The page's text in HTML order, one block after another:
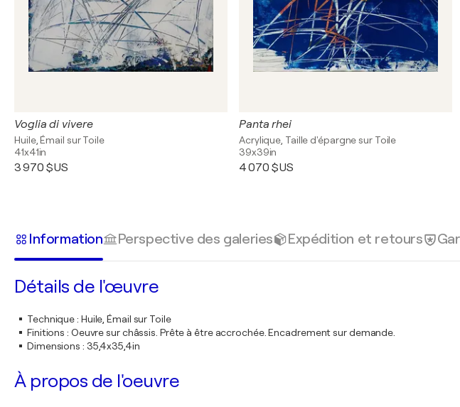
Voglia di vivere
Huile, Émail sur Toile
41x41in
3 970 $US
Panta rhei
Acrylique, Taille d'épargne sur Toile
39x39in
4 070 $US
Information Perspective des galeries Expédition et retours
Détails de l'œuvre
Technique: Huile, Émail sur Toile
Finitions : Oeuvre sur châssis. Prête à être accrochée. Encadrement sur demande.
Dimensions : 35,4x35,4in
À propos de l'oeuvre